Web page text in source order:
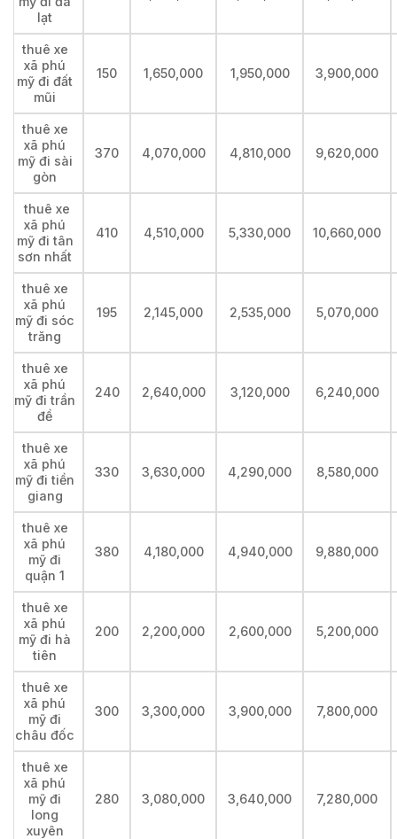
lạt
thuê xe
xã phú
mỹ đi đất
mũi
150 1,650,000 1,950,000 3,900,000
thuê xe
xã phú
mỹ đi sài
gòn
370 4,070,000 4,810,000 9,620,000
thuê xe
xã phú
mỹ đi tân
sơn nhất
410 4,510,000 5,330,000 10,660,000
thuê xe
xã phú
mỹ đi sóc
trăng
195 2,145,000 2,535,000 5,070,000
thuê xe
xã phú
mỹ đi trần
đề
240 2,640,000 3,120,000 6,240,000
thuê xe
xã phú
mỹ đi tiền
giang
330 3,630,000 4,290,000 8,580,000
thuê xe
xã phú
mỹ đi
quận 1
380 4,180,000 4,940,000 9,880,000
thuê xe
xã phú
mỹ đi hà
tiên
200 2,200,000 2,600,000 5,200,000
thuê xe
xã phú
mỹ đi
châu đốc
300 3,300,000 3,900,000 7,800,000
thuê xe
xã phú
mỹ đi
long
xuyên
280 3,080,000 3,640,000 7,280,000